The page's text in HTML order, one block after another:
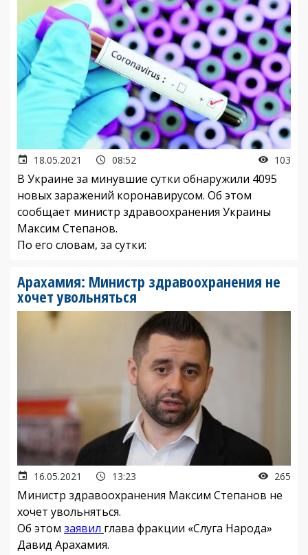
18.05.2021 08:52 103
В Украине за минувшие сутки обнаружили 4095
новых заражений коронавирусом. Об этом
сообщает министр здравоохранения Украины
Максим Степанов.
По его словам, за сутки:
Арахамия: Министр здравоохранения не
хочет увольняться
16.05.2021 13:23 265
Министр здравоохранения Максим Степанов не
хочет увольняться.
Об этом заявил глава фракции «Слуга Народа»
Давид Арахамия.